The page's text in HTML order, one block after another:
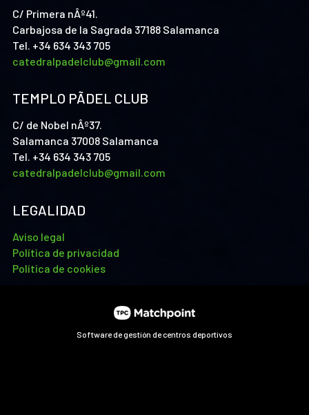
C/ Primera nÂº41.
Carbajosa de la Sagrada 37188 Salamanca
Tel. +34 634 343 705
catedralpadelclub@gmail.com
TEMPLO PÃDEL CLUB
C/ de Nobel nÂº37.
Salamanca 37008 Salamanca
Tel. +34 634 343 705
catedralpadelclub@gmail.com
LEGALIDAD
Aviso legal
Política de privacidad
Política de cookies
Software de gestión de centros deportivos